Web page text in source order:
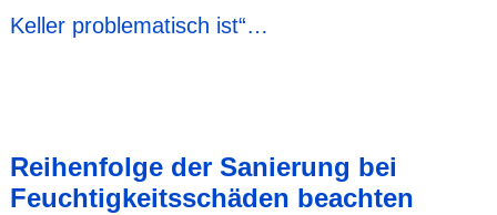
Keller proble­matisch ist“…
Reihen­folge der Sanie­rung bei
Feuchtig­keits­schäden beachten